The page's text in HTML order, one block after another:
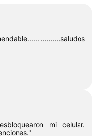
mi celular.